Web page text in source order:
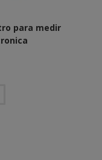
para medir